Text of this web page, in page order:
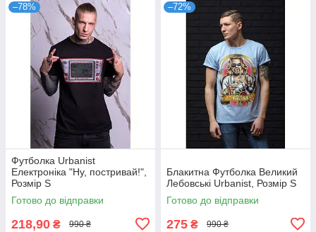
–78%
Футболка Urbanist
Електроніка "Ну, постривай!",
Розмір S
Готово до відправки
218,90 ₴ 990 ₴
–72%
Блакитна Футболка Великий
Лебовські Urbanist, Розмір S
Готово до відправки
275 ₴ 990 ₴